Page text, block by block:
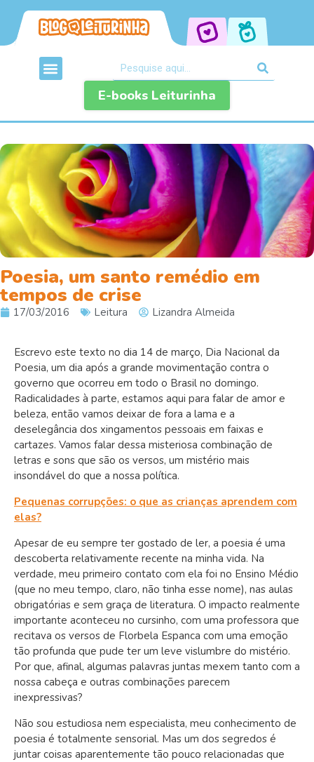
E-books Leiturinha
Poesia, um santo remédio em
tempos de crise
17/03/2016 Leitura Lizandra Almeida
Escrevo este texto no dia 14 de março, Dia Nacional da
Poesia, um dia após a grande movimentação contra o
governo que ocorreu em todo o Brasil no domingo.
Radicalidades à parte, estamos aqui para falar de amor e
beleza, então vamos deixar de fora a lama e a
deselegância dos xingamentos pessoais em faixas e
cartazes. Vamos falar dessa misteriosa combinação de
letras e sons que são os versos, um mistério mais
insondável do que a nossa política.
Pequenas corrupções: o que as crianças aprendem com
elas?
Apesar de eu sempre ter gostado de ler, a poesia é uma
descoberta relativamente recente na minha vida. Na
verdade, meu primeiro contato com ela foi no Ensino Médio
(que no meu tempo, claro, não tinha esse nome), nas aulas
obrigatórias e sem graça de literatura. O impacto realmente
importante aconteceu no cursinho, com uma professora que
recitava os versos de Florbela Espanca com uma emoção
tão profunda que pude ter um leve vislumbre do mistério.
Por que, afinal, algumas palavras juntas mexem tanto com a
nossa cabeça e outras combinações parecem
inexpressivas?
Não sou estudiosa nem especialista, meu conhecimento de
poesia é totalmente sensorial. Mas um dos segredos é
juntar coisas aparentemente tão pouco relacionadas que